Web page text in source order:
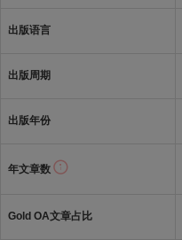
出版语言
出版周期
出版年份
年文章数
Gold OA文章占比